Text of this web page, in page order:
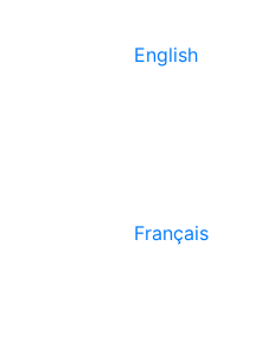
English
Français